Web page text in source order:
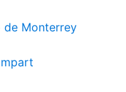
de Monterrey